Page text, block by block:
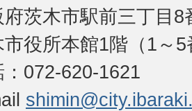
府茨木市駅前三丁目8
市役所本館1階（1～
：072-620-1621